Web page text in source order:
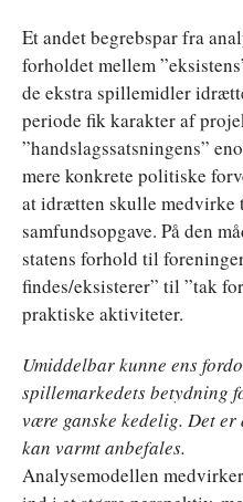
Et andet begrebspar fra
forholdet mellem
de ekstra spillemidler
periode fik karakter af
”handslagssatsningens”
mere konkrete politiske
at idrætten skulle
samfundsopgave. På den
statens forhold til
findes/eksisterer” til ”tak
praktiske aktiviteter.
Umiddelbar kunne ens
spillemarkedets betydning
være ganske kedelig. Det
kan varmt anbefales.
Analysemodellen